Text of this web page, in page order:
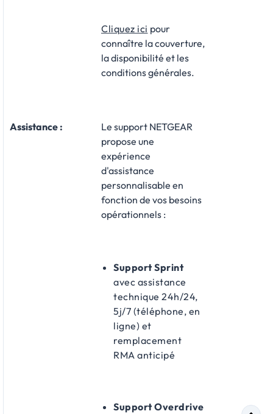
Cliquez ici pour
connaître la couverture,
la disponibilité et les
conditions générales.
Assistance :
Le support NETGEAR
propose une
expérience
d'assistance
personnalisable en
fonction de vos besoins
opérationnels :​
Support Sprint
avec assistance
technique 24h/24,
5j/7 (téléphone, en
ligne) et
remplacement
RMA anticipé
Support Overdrive